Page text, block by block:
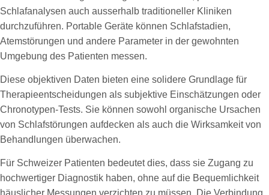
Schlafanalysen auch ausserhalb traditioneller Kliniken
durchzuführen. Portable Geräte können Schlafstadien,
Atemstörungen und andere Parameter in der gewohnten
Umgebung des Patienten messen.
Diese objektiven Daten bieten eine solidere Grundlage für
Therapieentscheidungen als subjektive Einschätzungen oder
Chronotypen-Tests. Sie können sowohl organische Ursachen
von Schlafstörungen aufdecken als auch die Wirksamkeit von
Behandlungen überwachen.
Für Schweizer Patienten bedeutet dies, dass sie Zugang zu
hochwertiger Diagnostik haben, ohne auf die Bequemlichkeit